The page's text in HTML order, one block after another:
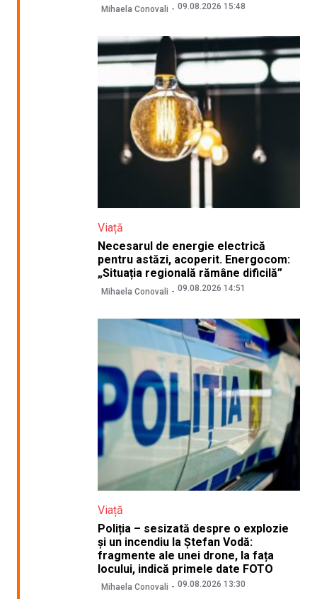
Mihaela Conovali 09.08.2026 15:48
Viață
Necesarul de energie electrică
pentru astăzi, acoperit. Energocom:
„Situația regională rămâne dificilă”
Mihaela Conovali 09.08.2026 14:51
Viață
Poliția – sesizată despre o explozie
și un incendiu la Ștefan Vodă:
fragmente ale unei drone, la fața
locului, indică primele date FOTO
Mihaela Conovali 09.08.2026 13:30